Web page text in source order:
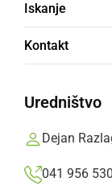
Iskanje
Kontakt
Uredništvo
Dejan
041 956 530
KOLUMNE IN
Ljubezen,